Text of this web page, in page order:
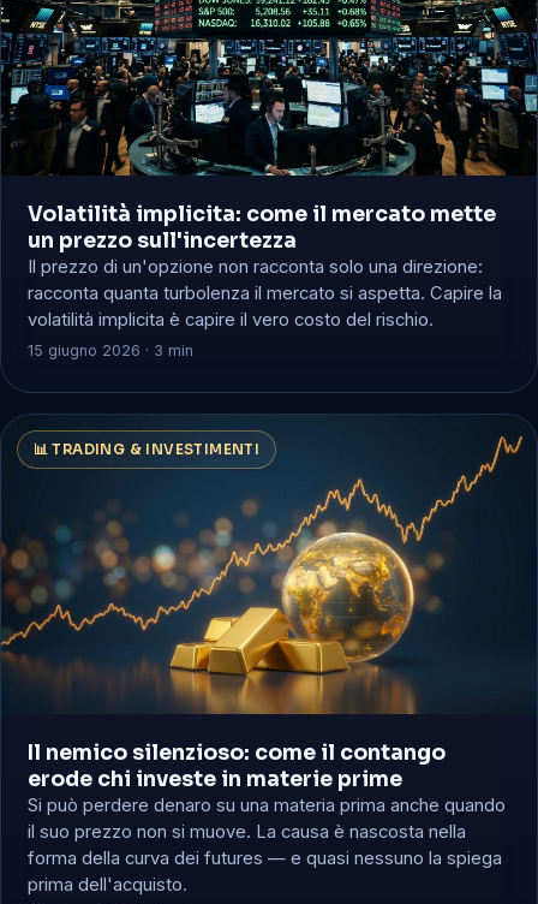
Volatilità implicita: come il mercato mette
un prezzo sull'incertezza
Il prezzo di un'opzione non racconta solo una direzione:
racconta quanta turbolenza il mercato si aspetta. Capire la
volatilità implicita è capire il vero costo del rischio.
15 giugno 2026 · 3 min
📊 TRADING & INVESTIMENTI
Il nemico silenzioso: come il contango
erode chi investe in materie prime
Si può perdere denaro su una materia prima anche quando
il suo prezzo non si muove. La causa è nascosta nella
forma della curva dei futures — e quasi nessuno la spiega
prima dell'acquisto.